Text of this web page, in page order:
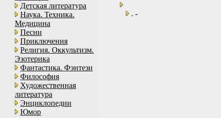
Детская литература
Наука. Техника.
Медицина
Песни
Приключения
Религия. Оккультизм.
Эзотерика
Фантастика. Фэнтези
Философия
Художественная
литература
Энциклопедии
Юмор
. -